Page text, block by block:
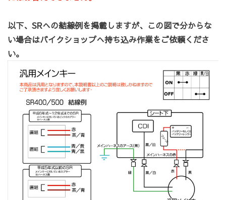
以下、SRへの結線例を掲載しますが、この図で分からな
い場合はバイクショップへ持ち込み作業をご依頼くださ
い。